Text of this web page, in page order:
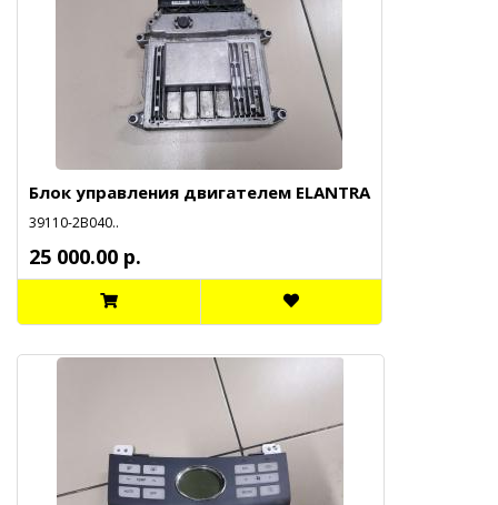
Блок управления двигателем ELANTRA
39110-2B040..
25 000.00 р.